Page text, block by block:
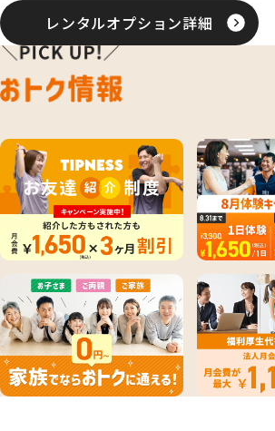
レンタルオプション詳細